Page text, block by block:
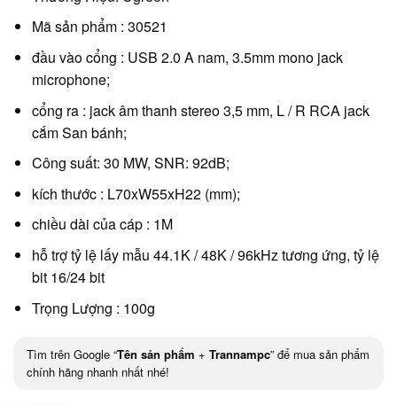
Mã sản phẩm : 30521
đầu vào cổng : USB 2.0 A nam, 3.5mm mono jack
microphone;
cổng ra : jack âm thanh stereo 3,5 mm, L / R RCA jack
cắm San bánh;
Công suất: 30 MW, SNR: 92dB;
kích thước : L70xW55xH22 (mm);
chiều dài của cáp : 1M
hỗ trợ tỷ lệ lấy mẫu 44.1K / 48K / 96kHz tương ứng, tỷ lệ
bit 16/24 bit
Trọng Lượng : 100g
Tìm trên Google “Tên sản phẩm + Trannampc” để mua sản phẩm
chính hãng nhanh nhất nhé!